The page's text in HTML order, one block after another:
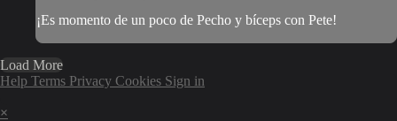
¡Es momento de un poco de Pecho y bíceps con Pete!
Load More
Help Terms Privacy Cookies Sign in
×